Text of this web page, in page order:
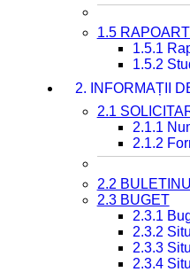
1.5
1.5.1
1.5.2
2. INFORMAȚII
2.1
2.1.1
2.1.2
2.2
2.3 BUGET
2.3.1
2.3.2
2.3.3
2.3.4